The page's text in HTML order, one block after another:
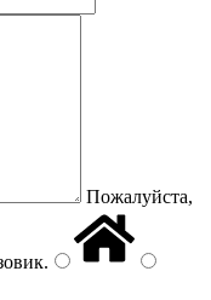
Пожалуйста,
.